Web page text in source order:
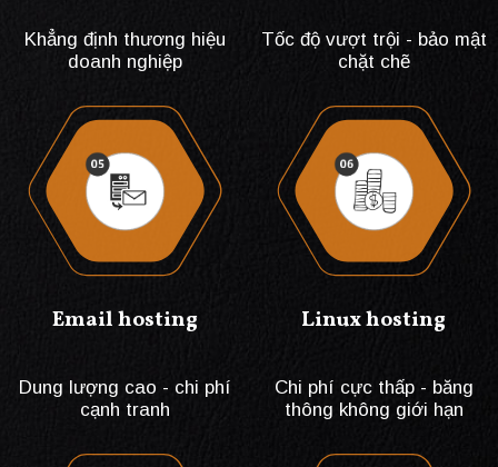
Khẳng định thương hiệu
doanh nghiệp
Tốc độ vượt trội - bảo mật
chặt chẽ
Email hosting
Dung lượng cao - chi phí
cạnh tranh
Linux hosting
Chi phí cực thấp - băng
thông không giới hạn